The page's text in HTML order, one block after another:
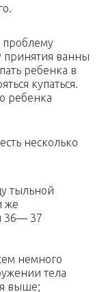
принятия ванны
ребенка в
купаться.
ребенка
несколько
тыльной
же
36— 37
немного
тела
выше;